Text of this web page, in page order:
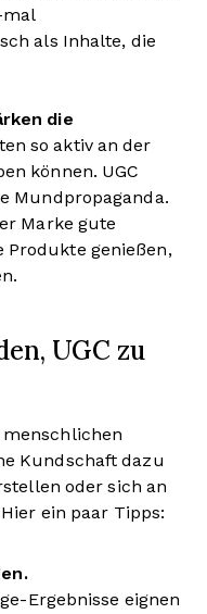
mal
als Inhalte, die
die
so aktiv an der
können. UGC
Mundpropaganda.
Marke gute
genießen,
UGC zu
menschlichen
Kundschaft dazu
oder sich an
ein paar Tipps:
Ergebnisse eignen